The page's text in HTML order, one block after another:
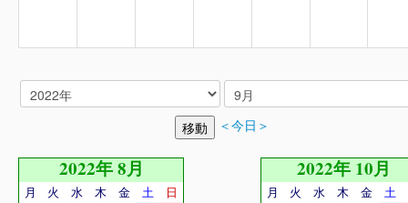
＜今日＞
2022年 8月
月 火 水 木 金 土
日
2022年 10月
月 火 水 木 金 土